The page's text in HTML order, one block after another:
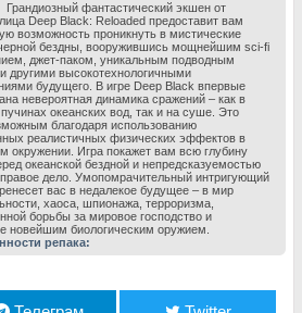
Грандиозный фантастический экшен от
Deep Black: Reloaded предоставит вам
возможность проникнуть в мистические
бездны, вооружившись мощнейшим sci-fi
джет-паком, уникальным подводным
другими высокотехнологичными
будущего. В игре Deep Black впервые
невероятная динамика сражений – как в
океанских вод, так и на суше. Это
благодаря использованию
реалистичных физических эффектов в
окружении. Игра покажет вам всю глубину
океанской бездной и непредсказуемостью
дело. Умопомрачительный интригующий
вас в недалекое будущее – в мир
хаоса, шпионажа, терроризма,
борьбы за мировое господство и
новейшим биологическим оружием.
репака: